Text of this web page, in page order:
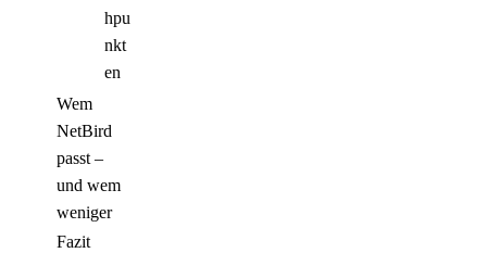
hpu
nkt
en
Wem
NetBird
passt –
und wem
weniger
Fazit